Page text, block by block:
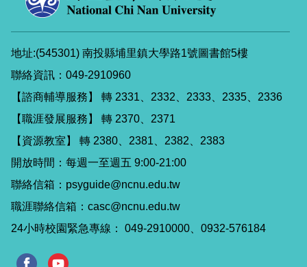
地址:(545301) 南投縣埔里鎮大學路1號圖書館5樓
聯絡資訊：049-2910960
【諮商輔導服務】 轉 2331、2332、2333、2335、2336
【職涯發展服務】 轉 2370、2371
【資源教室】 轉 2380、2381、2382、2383
開放時間：每週一至週五 9:00-21:00
聯絡信箱：psyguide@ncnu.edu.tw
職涯聯絡信箱：casc@ncnu.edu.tw
24小時校園緊急專線： 049-2910000、0932-576184